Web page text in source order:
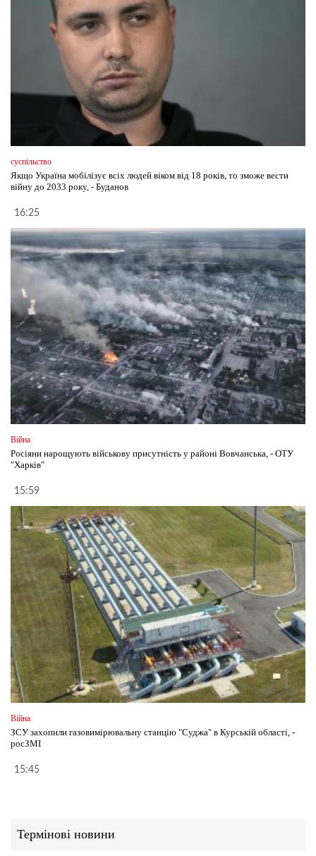
суспільство
Якщо Україна мобілізує всіх людей віком від 18 років, то зможе вести
війну до 2033 року, - Буданов
16:25
Війна
Росіяни нарощують військову присутність у районі Вовчанська, - ОТУ
"Харків"
15:59
Війна
ЗСУ захопили газовимірювальну станцію "Суджа" в Курській області, -
росЗМІ
15:45
Термінові новини